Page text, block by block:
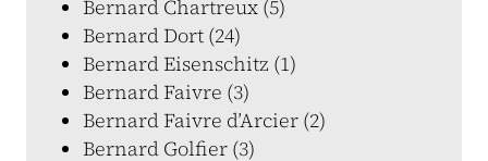
Bernard Chartreux (5)
Bernard Dort (24)
Bernard Eisenschitz (1)
Bernard Faivre (3)
Bernard Faivre d’Arcier (2)
Bernard Golfier (3)